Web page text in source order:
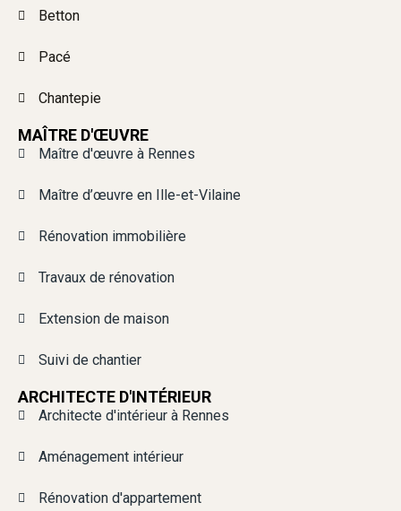
Betton
Pacé
Chantepie
MAÎTRE D'ŒUVRE
Maître d'œuvre à Rennes
Maître d’œuvre en Ille-et-Vilaine
Rénovation immobilière
Travaux de rénovation
Extension de maison
Suivi de chantier
ARCHITECTE D'INTÉRIEUR
Architecte d'intérieur à Rennes
Aménagement intérieur
Rénovation d'appartement